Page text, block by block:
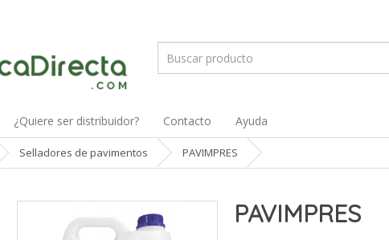
¿Quiere ser distribuidor? Contacto Ayuda
Selladores de pavimentos PAVIMPRES
PAVIMPRES